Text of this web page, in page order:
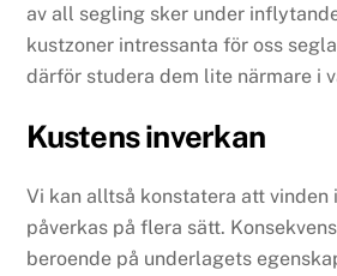
av all segling sker under
kustzoner intressanta för oss
därför studera dem lite närmare i
Kustens inverkan
Vi kan alltså konstatera att vinden
påverkas på flera sätt.
beroende på underlagets